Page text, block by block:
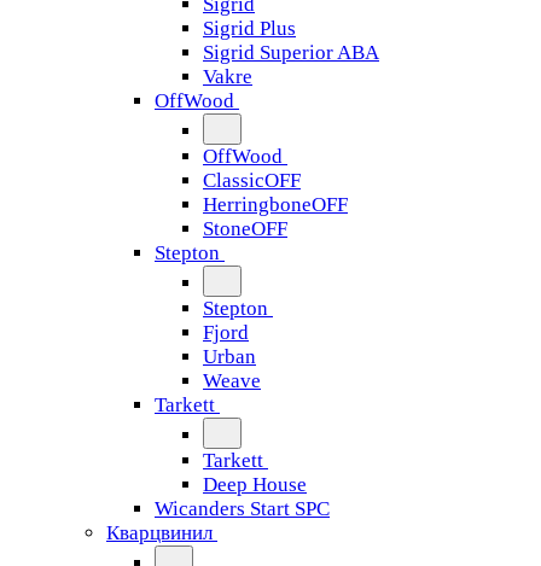
Sigrid Plus
Sigrid Superior ABA
Vakre
OffWood
OffWood
ClassicOFF
HerringboneOFF
StoneOFF
Stepton
Stepton
Fjord
Urban
Weave
Tarkett
Tarkett
Deep House
Wicanders Start SPC
Кварцвинил